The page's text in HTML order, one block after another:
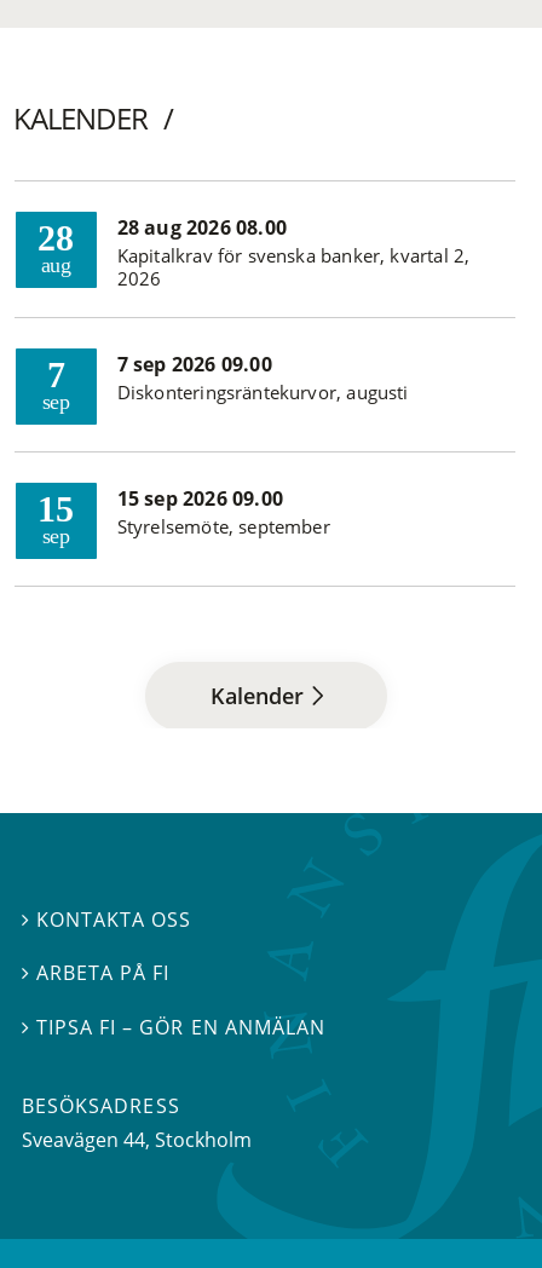
KALENDER
28
aug
28 aug 2026 08.00
Kapitalkrav för svenska banker, kvartal 2,
2026
7
sep
7 sep 2026 09.00
Diskonteringsräntekurvor, augusti
15
sep
15 sep 2026 09.00
Styrelsemöte, september
Kalender
 KONTAKTA OSS
ARBETA PÅ FI
TIPSA FI – GÖR EN ANMÄLAN
BESÖKSADRESS
Sveavägen 44, Stockholm